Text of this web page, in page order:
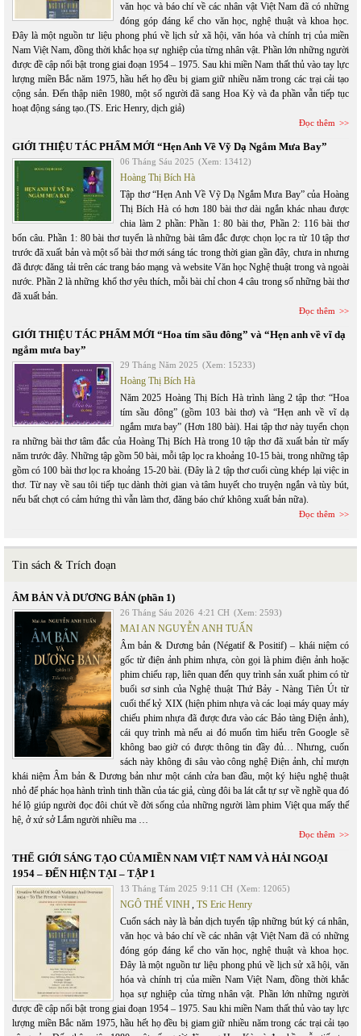
văn học và báo chí về các nhân vật Việt Nam đã có những
đóng góp đáng kể cho văn học, nghệ thuật và khoa học.
Đây là một nguồn tư liệu phong phú về lịch sử xã hội, văn hóa và chính trị của miền
Nam Việt Nam, đồng thời khắc họa sự nghiệp của từng nhân vật. Phần lớn những người
được đề cập nổi bật trong giai đoạn 1954 – 1975. Sau khi miền Nam thất thủ vào tay lực
lượng miền Bắc năm 1975, hầu hết họ đều bị giam giữ nhiều năm trong các trại cải tạo
cộng sản. Đến thập niên 1980, một số người đã sang Hoa Kỳ và đa phần vẫn tiếp tục
hoạt động sáng tạo.(TS. Eric Henry, dịch giả)
Đọc thêm
GIỚI THIỆU TÁC PHẨM MỚI “Hẹn Anh Về Vỹ Dạ Ngắm Mưa Bay”
06 Tháng Sáu 2025 (Xem: 13412)
Hoàng Thị Bích Hà
Tập thơ “Hẹn Anh Về Vỹ Dạ Ngắm Mưa Bay” của Hoàng
Thị Bích Hà có hơn 180 bài thơ dài ngắn khác nhau được
chia làm 2 phần: Phần 1: 80 bài thơ, Phần 2: 116 bài thơ
bốn câu. Phần 1: 80 bài thơ tuyển là những bài tâm đắc được chọn lọc ra từ 10 tập thơ
trước đã xuất bản và một số bài thơ mới sáng tác trong thời gian gần đây, chưa in nhưng
đã được đăng tải trên các trang báo mạng và website Văn học Nghệ thuật trong và ngoài
nước. Phần 2 là những khổ thơ yêu thích, mỗi bài chỉ chon 4 câu trong số những bài thơ
đã xuất bản.
Đọc thêm
GIỚI THIỆU TÁC PHẨM MỚI “Hoa tím sầu đông” và “Hẹn anh về vĩ dạ
ngắm mưa bay”
29 Tháng Năm 2025 (Xem: 15233)
Hoàng Thị Bích Hà
Năm 2025 Hoàng Thị Bích Hà trình làng 2 tập thơ: “Hoa
tím sầu đông” (gồm 103 bài thơ) và “Hẹn anh về vĩ dạ
ngắm mưa bay” (Hơn 180 bài). Hai tập thơ này tuyển chọn
ra những bài thơ tâm đắc của Hoàng Thị Bích Hà trong 10 tập thơ đã xuất bản từ mấy
năm trước đây. Những tập gồm 50 bài, mỗi tập lọc ra khoảng 10-15 bài, trong những tập
gồm có 100 bài thơ lọc ra khoảng 15-20 bài. (Đây là 2 tập thơ cuối cùng khép lại việc in
thơ. Từ nay về sau tôi tiếp tục dành thời gian và tâm huyết cho truyện ngắn và tùy bút,
nếu bất chợt có cảm hứng thì vẫn làm thơ, đăng báo chứ không xuất bản nữa).
Đọc thêm
Tin sách & Trích đoạn
ÂM BẢN VÀ DƯƠNG BẢN (phần 1)
26 Tháng Sáu 2026 4:21 CH (Xem: 2593)
MAI AN NGUYỄN ANH TUẤN
Âm bản & Dương bản (Négatif & Positif) – khái niệm có
gốc từ điện ảnh phim nhựa, còn gọi là phim điện ảnh hoặc
phim chiếu rạp, liên quan đến quy trình sản xuất phim có từ
buổi sơ sinh của Nghệ thuật Thứ Bảy - Nàng Tiên Út từ
cuối thế kỷ XIX (hiện phim nhựa và các loại máy quay máy
chiếu phim nhựa đã được đưa vào các Bảo tàng Điện ảnh),
cái quy trình mà nếu ai đó muốn tìm hiểu trên Google sẽ
không bao giờ có được thông tin đầy đủ… Nhưng, cuốn
sách này không đi sâu vào công nghệ Điện ảnh, chỉ mượn
khái niệm Âm bản & Dương bản như một cánh cửa ban đầu, một ký hiệu nghệ thuật
nhỏ để phác họa hành trình tinh thần của tác giả, cùng đôi ba lát cắt tự sự về nghề qua đó
hé lộ giúp người đọc đôi chút về đời sống của những người làm phim Việt qua mấy thế
hệ, ở xứ sở Lắm người nhiều ma …
Đọc thêm
THẾ GIỚI SÁNG TẠO CỦA MIỀN NAM VIỆT NAM VÀ HẢI NGOẠI
1954 – ĐẾN HIỆN TẠI – TẬP 1
13 Tháng Tám 2025 9:11 CH (Xem: 12065)
NGÔ THẾ VINH, TS Eric Henry
Cuốn sách này là bản dịch tuyển tập những bút ký cá nhân,
văn học và báo chí về các nhân vật Việt Nam đã có những
đóng góp đáng kể cho văn học, nghệ thuật và khoa học.
Đây là một nguồn tư liệu phong phú về lịch sử xã hội, văn
hóa và chính trị của miền Nam Việt Nam, đồng thời khắc
họa sự nghiệp của từng nhân vật. Phần lớn những người
được đề cập nổi bật trong giai đoạn 1954 – 1975. Sau khi miền Nam thất thủ vào tay lực
lượng miền Bắc năm 1975, hầu hết họ đều bị giam giữ nhiều năm trong các trại cải tạo